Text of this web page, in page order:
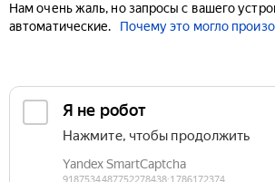
Нам очень жаль, но запросы с вашего
автоматические.
Почему это могло